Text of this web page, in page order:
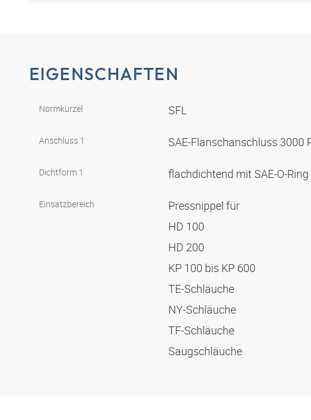
EIGENSCHAFTEN
Normkürzel SFL
Anschluss 1 SAE-Flanschanschluss 3000
Dichtform 1 flachdichtend mit SAE-O-Ring
Einsatzbereich
Pressnippel für
HD 100
HD 200
KP 100 bis KP 600
TE-Schläuche
NY-Schläuche
TF-Schläuche
Saugschläuche